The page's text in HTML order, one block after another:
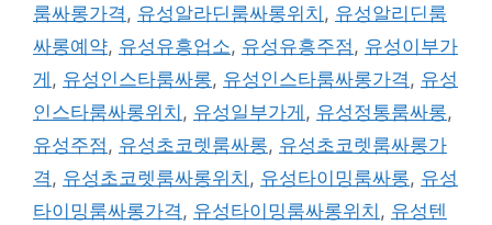
룸싸롱가격 , 유성알라딘룸싸롱위치 , 유성알리딘룸
싸롱예약, 유성유흥업소, 유성유흥주점 , 유성이부가
게 , 유성인스타룸싸롱, 유성인스타룸싸롱가격 , 유성
인스타룸싸롱위치 , 유성일부가게 , 유성정통룸싸롱,
유성주점 , 유성초코렛룸싸롱, 유성초코렛룸싸롱가
격 , 유성초코렛룸싸롱위치 , 유성타이밍룸싸롱, 유성
타이밍룸싸롱가격 , 유성타이밍룸싸롱위치 , 유성텐